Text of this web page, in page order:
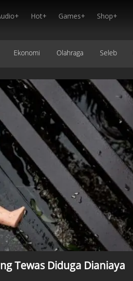
Hot+ Games+ Shop+
Ekonomi Olahraga Seleb
Tewas Diduga Dianiaya